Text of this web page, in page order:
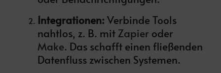
Integrationen: Verbinde Tools
nahtlos, z. B. mitZapier oder
Make. Das schafft einen fließenden
Datenfluss zwischen Systemen.